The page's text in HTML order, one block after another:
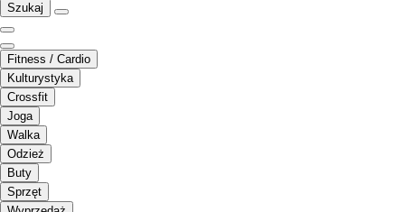
Szukaj
Fitness / Cardio
Kulturystyka
Crossfit
Joga
Walka
Odzież
Buty
Sprzęt